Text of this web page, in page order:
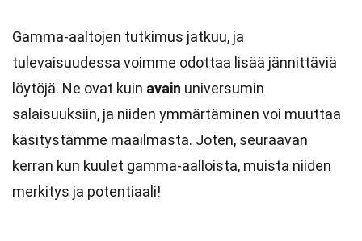
Gamma-aaltojen tutkimus jatkuu, ja
tulevaisuudessa voimme odottaa lisää jännittäviä
löytöjä. Ne ovat kuin avain universumin
salaisuuksiin, ja niiden ymmärtäminen voi muuttaa
käsitystämme maailmasta. Joten, seuraavan
kerran kun kuulet gamma-aalloista, muista niiden
merkitys ja potentiaali!